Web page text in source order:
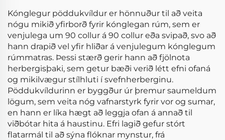
Kónglegur pöddukvíldur er hönnuður til að veita
nógu mikið yfirborð fyrir kónglegan rúm, sem er
venjulega um 90 collur á 90 collur eða svipað, svo að
hann drapið vel yfir hliðar á venjulegum kónglegum
rúmmatras. Þessi stærð gerir hann að fjölnota
herbergisþaki, sem getur bæði verið létt efni ofaná
og mikilvægur stílhluti í svefnherberginu.
Pöddukvíldurinn er byggður úr þremur saumeldum
lögum, sem veita nóg vafnarstyrk fyrir vor og sumar,
en hann er líka hægt að leggja ofan á annað til
viðbótar hita á haustinu. Efri lagið gefur stórt
flatarmál til að sýna flóknar mynstur, frá